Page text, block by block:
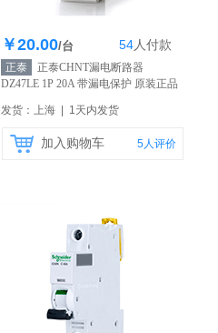
库存363个
￥20.00/台 54人付款
正泰
正泰CHNT漏电断路器
DZ47LE 1P 20A 带漏电保护 原装正品
发货：上海 | 1天内发货
加入购物车 5人评价